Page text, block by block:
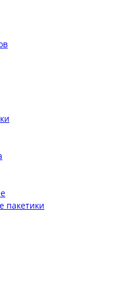
пакетики